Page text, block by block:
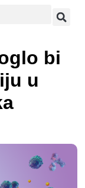
bi
u